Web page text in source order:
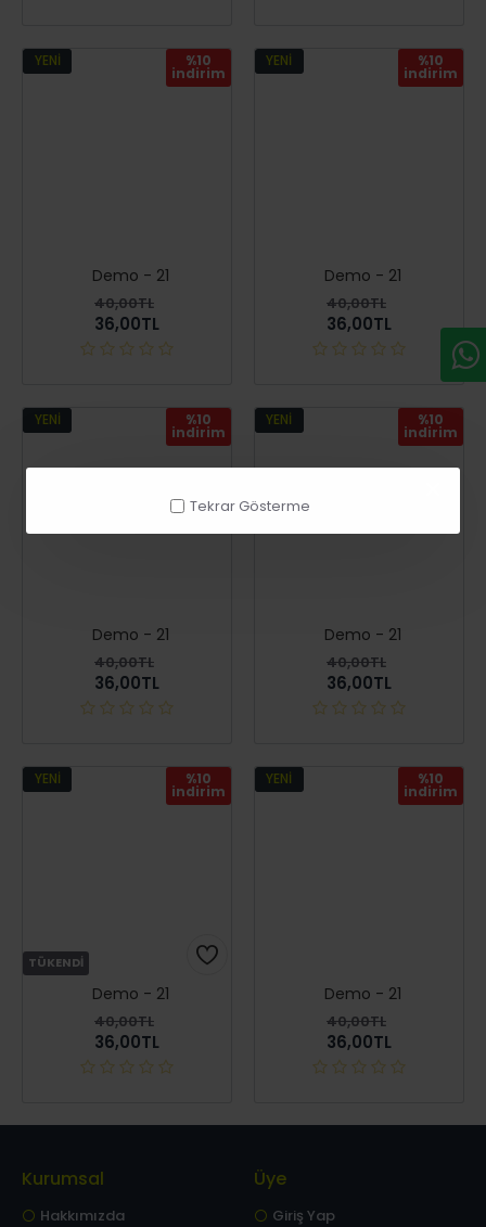
Tekrar Gösterme
YENI %10
i̇ndirim
Demo - 21
36,00TL
40,00TL
YENI %10
i̇ndirim
Demo - 21
36,00TL
40,00TL
YENI %10
i̇ndirim
Demo - 21
36,00TL
40,00TL
YENI %10
i̇ndirim
Demo - 21
36,00TL
40,00TL
YENI %10
i̇ndirim
TÜKENDI
Demo - 21
36,00TL
40,00TL
YENI %10
i̇ndirim
Demo - 21
36,00TL
40,00TL
Kurumsal
Hakkımızda
Üye
Giriş Yap